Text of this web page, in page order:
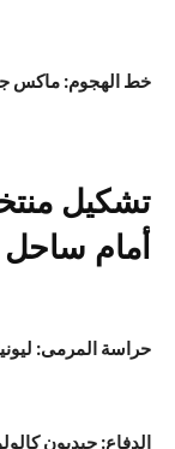
خط الهجوم: ماكس
تشكيل
أمام ساحل
حراسة المرمى:
الدفاع: جيديون